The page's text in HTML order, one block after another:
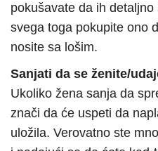
pokušavate da ih
svega toga pokupite ono
nosite sa lošim.
Sanjati da se ženite/
Ukoliko žena sanja da
znači da će uspeti da
uložila. Verovatno ste